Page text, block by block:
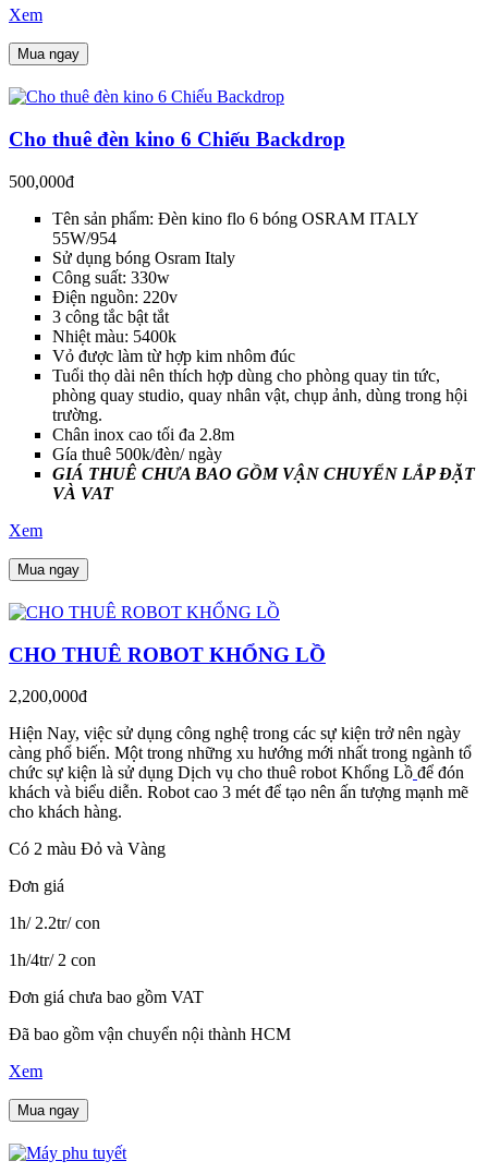
Xem
Mua ngay
Cho thuê đèn kino 6 Chiếu Backdrop
500,000đ
Tên sản phẩm: Đèn kino flo 6 bóng OSRAM ITALY
55W/954
Sử dụng bóng Osram Italy
Công suất: 330w
Điện nguồn: 220v
3 công tắc bật tắt
Nhiệt màu: 5400k
Vỏ được làm từ hợp kim nhôm đúc
Tuổi thọ dài nên thích hợp dùng cho phòng quay tin tức,
phòng quay studio, quay nhân vật, chụp ảnh, dùng trong hội
trường.
Chân inox cao tối đa 2.8m
Gía thuê 500k/đèn/ ngày
GIÁ THUÊ CHƯA BAO GỒM VẬN CHUYỂN LẮP ĐẶT
VÀ VAT
Xem
Mua ngay
CHO THUÊ ROBOT KHỔNG LỒ
2,200,000đ
Hiện Nay, việc sử dụng công nghệ trong các sự kiện trở nên ngày
càng phổ biến. Một trong những xu hướng mới nhất trong ngành tổ
chức sự kiện là sử dụng Dịch vụ cho thuê robot Khổng Lồ để đón
khách và biểu diễn. Robot cao 3 mét để tạo nên ấn tượng mạnh mẽ
cho khách hàng.
Có 2 màu Đỏ và Vàng
Đơn giá
1h/ 2.2tr/ con
1h/4tr/ 2 con
Đơn giá chưa bao gồm VAT
Đã bao gồm vận chuyển nội thành HCM
Xem
Mua ngay